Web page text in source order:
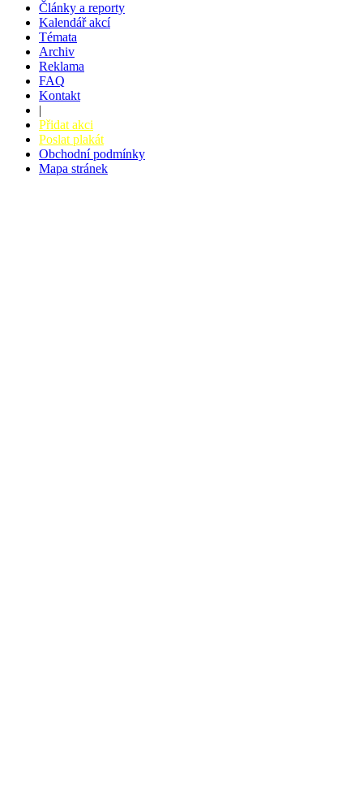
Články a reporty
Kalendář akcí
Témata
Archiv
Reklama
FAQ
Kontakt
|
Přidat akci
Poslat plakát
Obchodní podmínky
Mapa stránek